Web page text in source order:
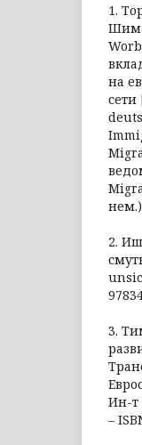
1.
на
нем.)
2.
3.
Ин-т
–